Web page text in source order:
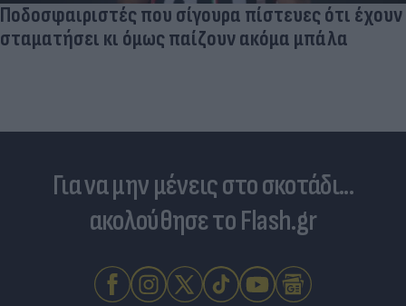
Ποδοσφαιριστές που σίγουρα πίστευες ότι έχουν
σταματήσει κι όμως παίζουν ακόμα μπάλα
Για να μην μένεις στο σκοτάδι...
ακολούθησε το Flash.gr